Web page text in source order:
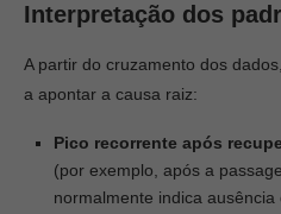
Interpretação dos
A partir do cruzamento dos
a apontar a causa raiz:
Pico recorrente após
(por exemplo, após a
normalmente indica